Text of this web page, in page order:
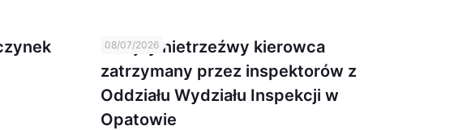
08/07/2026
Kolejny nietrzeźwy kierowca
zatrzymany przez inspektorów z
Oddziału Wydziału Inspekcji w
Opatowie